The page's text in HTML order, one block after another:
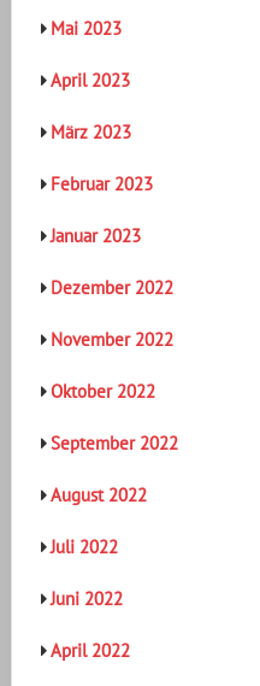
Mai 2023
April 2023
März 2023
Februar 2023
Januar 2023
Dezember 2022
November 2022
Oktober 2022
September 2022
August 2022
Juli 2022
Juni 2022
April 2022